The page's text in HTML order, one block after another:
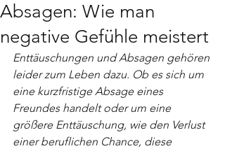
Absagen: Wie man
negative Gefühle meistert
Enttäuschungen und Absagen gehören
leider zum Leben dazu. Ob es sich um
eine kurzfristige Absage eines
Freundes handelt oder um eine
größere Enttäuschung, wie den Verlust
einer beruflichen Chance, diese